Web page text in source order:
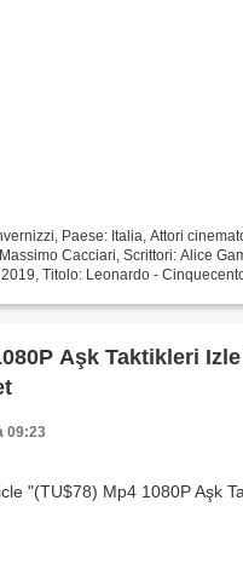
Paese: Italia, Attori
Cacciari, Scrittori: Alice
Titolo: Leonardo -
Aşk Taktikleri
09:23